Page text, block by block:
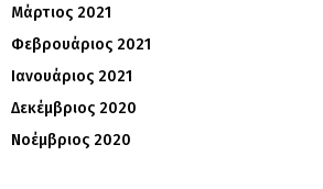
Μάρτιος 2021
Φεβρουάριος 2021
Ιανουάριος 2021
Δεκέμβριος 2020
Νοέμβριος 2020